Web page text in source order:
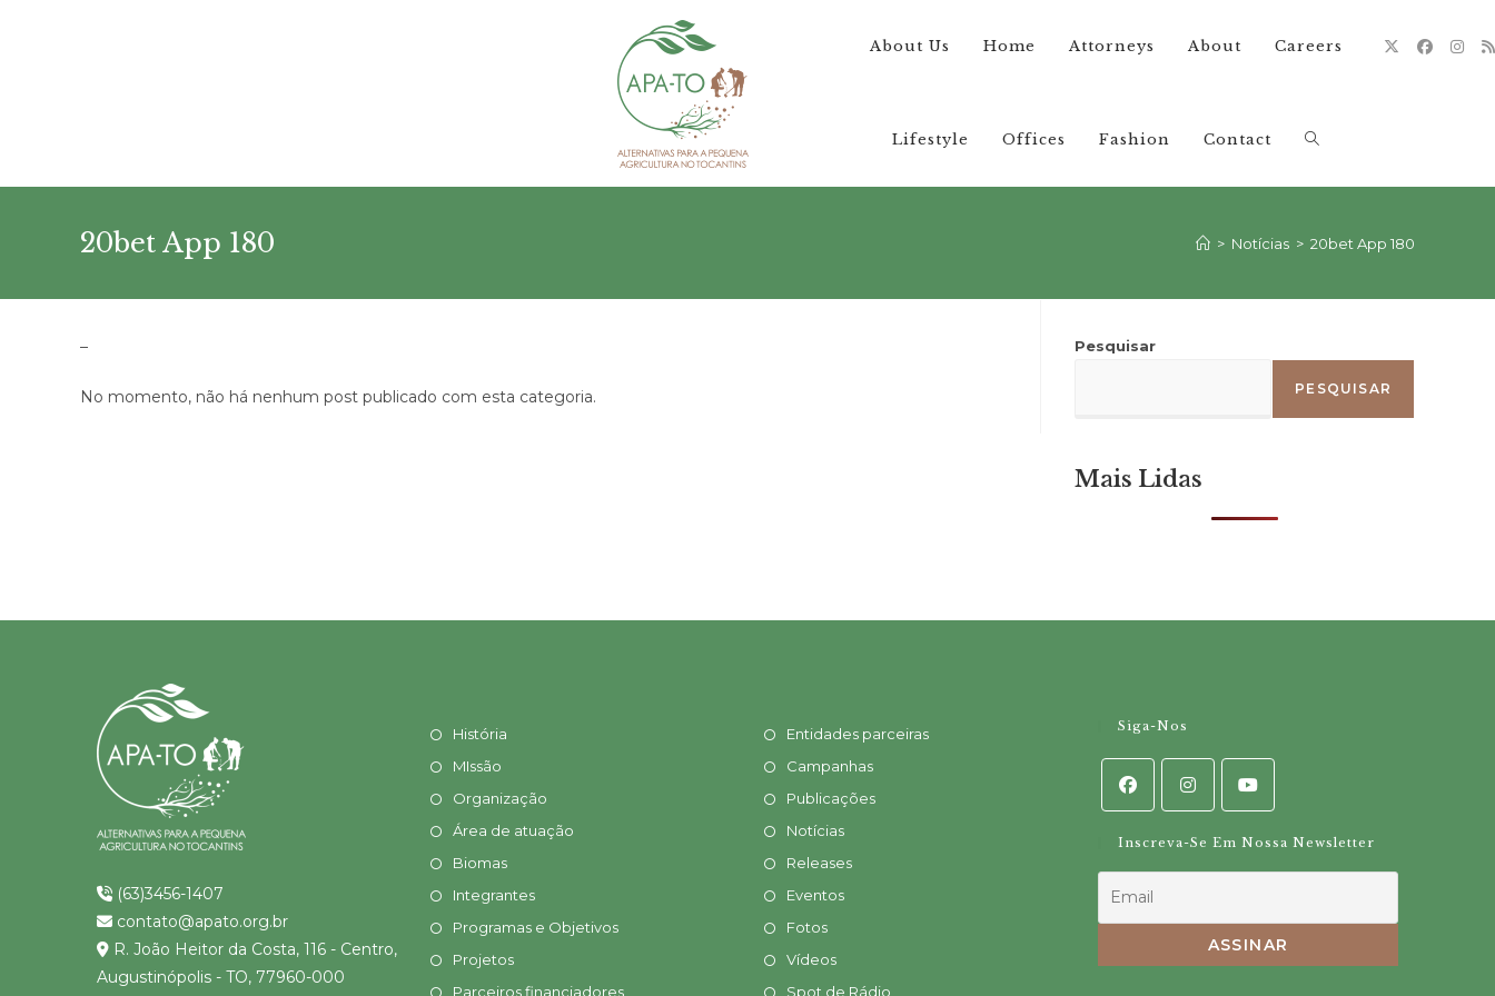
About Us Home Attorneys About Careers
Lifestyle Offices Fashion Contact Alternar
pesquisa
site
20bet App 180 > Notícias > 20bet App 180
–
No momento, não há nenhum post publicado com esta categoria.
Pesquisar
PESQUISAR
Mais Lidas
(63)3456-1407
contato@apato.org.br
R. João Heitor da Costa, 116 - Centro,
Augustinópolis - TO, 77960-000
História
MIssão
Organização
Área de atuação
Biomas
Integrantes
Programas e Objetivos
Projetos
Parceiros financiadores
Entidades parceiras
Campanhas
Publicações
Notícias
Releases
Eventos
Fotos
Vídeos
Spot de Rádio
Siga-Nos
Inscreva-Se Em Nossa Newsletter